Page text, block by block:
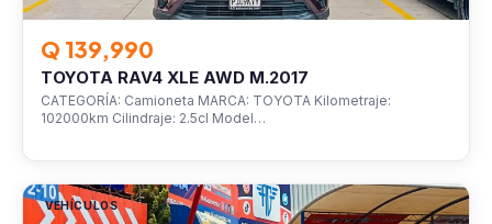
Q 139,990
TOYOTA RAV4 XLE AWD M.2017
CATEGORÍA: Camioneta MARCA: TOYOTA Kilometraje:
102000km Cilindraje: 2.5cl Model…
VEHÍCULOS